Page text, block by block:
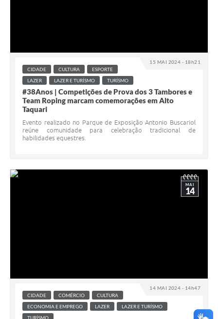
15 MAI 2024 - 18h21
CIDADE CULTURA
ESPORTE
LAZER
LAZER E TURÍSMO TURÍSMO
#38Anos | Competições de Prova dos 3 Tambores e
Team Roping marcam comemorações em Alto
Taquari
Evento realizado no Parque de Exposição Antonio Buscariol
reúne comunidade para celebração tradicional de
habilidades equestres.
14 MAI 2024 - 14h47
MAI
14
CIDADE COMÉRCIO
CULTURA
ECONOMIA E EMPREGO
LAZER
LAZER E TURÍSMO
TURÍSMO